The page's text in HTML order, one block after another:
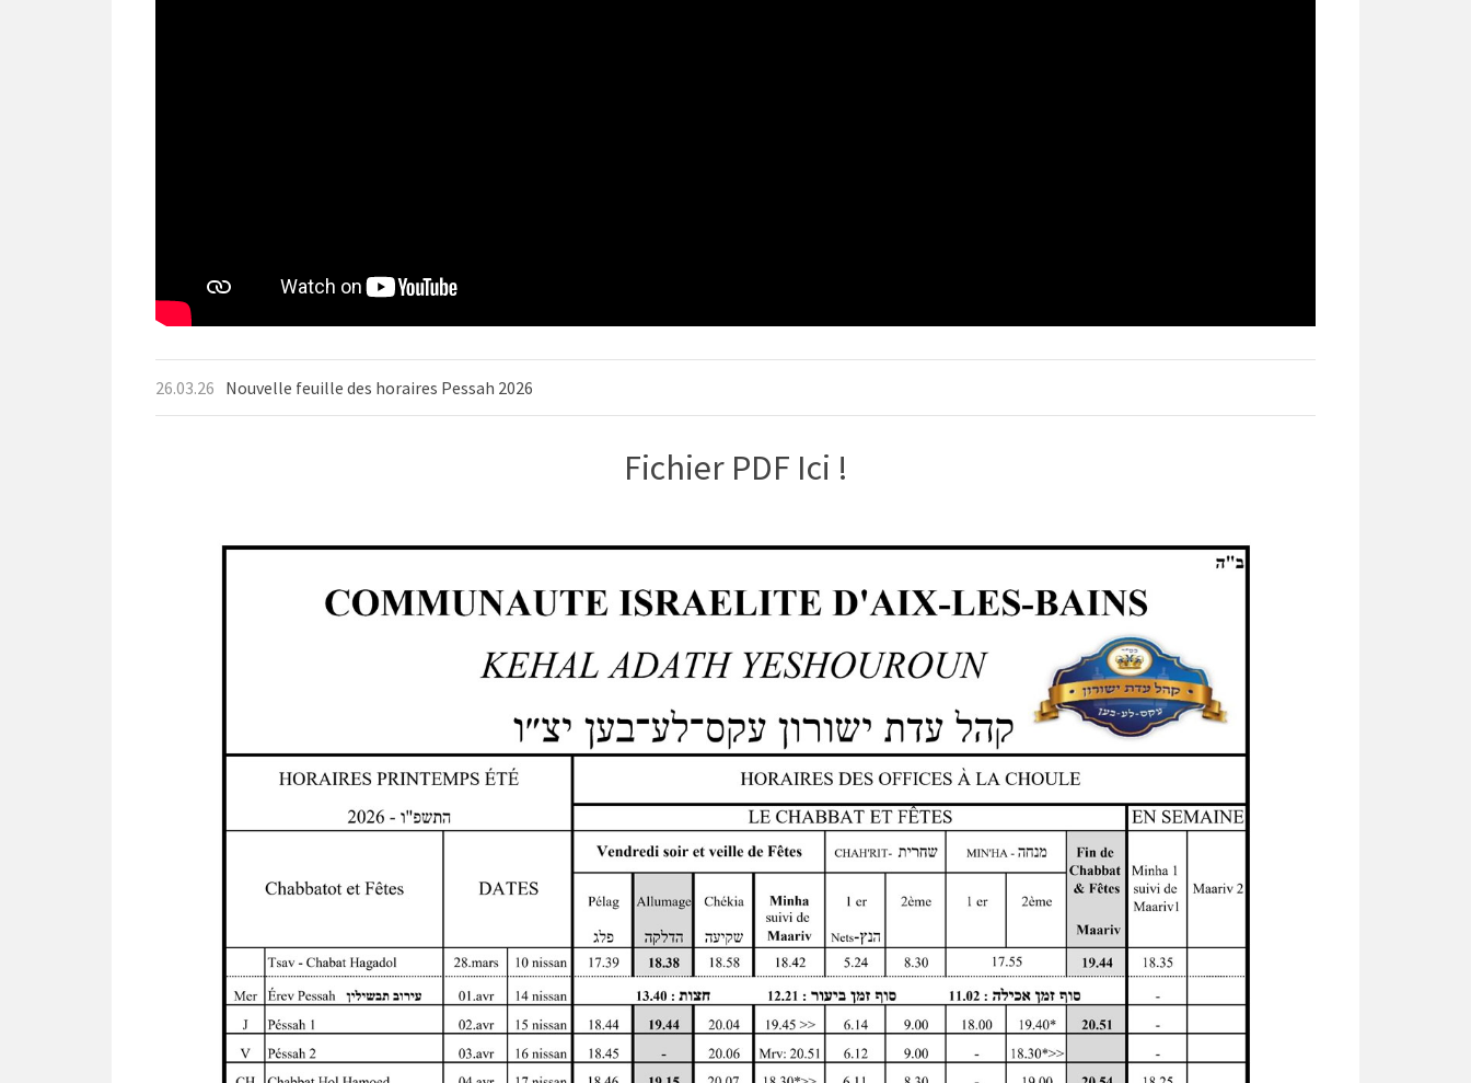
26.03.26 Nouvelle feuille des horaires Pessah 2026
Fichier PDF Ici !